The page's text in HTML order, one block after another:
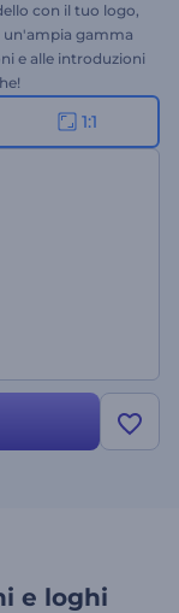
con il tuo logo,
un'ampia gamma
e alle introduzioni
1:1
e loghi